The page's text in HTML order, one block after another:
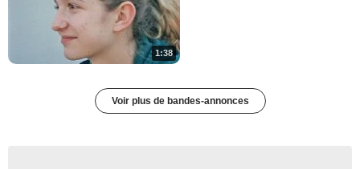
1:38
Voir plus de bandes-annonces